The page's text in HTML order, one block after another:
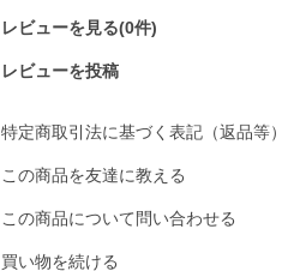
レビューを見る(0件)
レビューを投稿
特定商取引法に基づく表記（返品等）
この商品を友達に教える
この商品について問い合わせる
買い物を続ける